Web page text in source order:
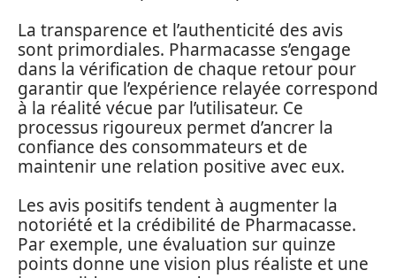
La transparence et l’authenticité des avis
sont primordiales. Pharmacasse s’engage
dans la vérification de chaque retour pour
garantir que l’expérience relayée correspond
à la réalité vécue par l’utilisateur. Ce
processus rigoureux permet d’ancrer la
confiance des consommateurs et de
maintenir une relation positive avec eux.
Les avis positifs tendent à augmenter la
notoriété et la crédibilité de Pharmacasse.
Par exemple, une évaluation sur quinze
points donne une vision plus réaliste et une